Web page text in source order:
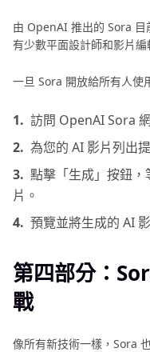
由 OpenAI 推出的 Sora 目
有少數平面設計師和影片
一旦 Sora 開放給所有人使
1. 訪問 OpenAI Sora
2. 為您的 AI 影片列出
3. 點擊「生成」按鈕
片。
4. 預覽並將生成的 AI
第四部分：
戰
像所有新技術一樣，Sora